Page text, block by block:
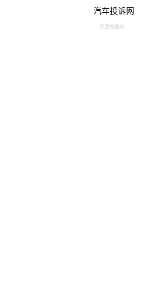
汽车投诉网
资源加载中...